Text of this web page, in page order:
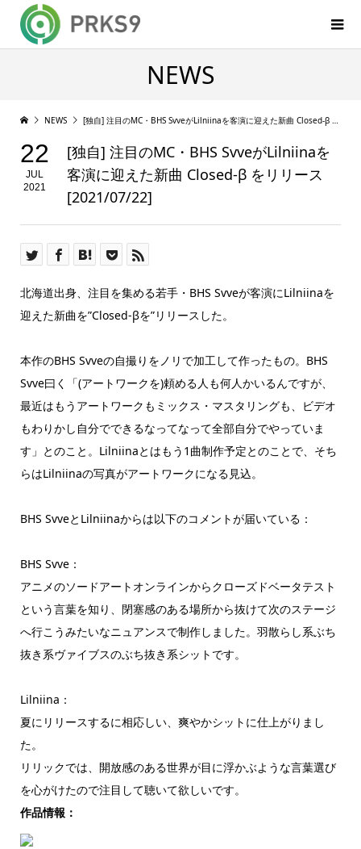
NEWS
NEWS [独自] 注目のMC・BHS SvveがLilniinaを客演に迎えた新曲 Closed-β をリリース [2021/07/22]
22
JUL
2021
[独自] 注目のMC・BHS SvveがLilniinaを
客演に迎えた新曲 Closed-β をリリース
[2021/07/22]
北海道出身、注目を集める若手・BHS Svveが客演にLilniinaを
迎えた新曲を”Closed-βを”リリースした。
本作のBHS Svveの自撮りをノリで加工して作ったもの。BHS
Svve曰く「(アートワークを)頼める人も何人かいるんですが、
最近はもうアートワークもミックス・マスタリングも、ビデオ
もわりかし自分でできるなってなって全部自分でやっていま
す」とのこと。Lilniinaとはもう1曲制作予定とのことで、そち
らはLilniinaの写真がアートワークになる見込。
BHS SvveとLilniinaからは以下のコメントが届いている：
BHS Svve：
アニメのソードアートオンラインからクローズドベータテスト
という言葉を知り、閉塞感のある場所から抜けて次のステージ
へ行こうみたいなニュアンスで制作しました。羽散らし系ぶち
抜き系ヴァイブスのぶち抜き系シットです。
Lilniina：
夏にリリースするに相応しい、爽やかシットに仕上がりまし
た。
リリックでは、開放感のある世界が目に浮かぶような言葉選び
を心がけたので注目して聴いて欲しいです。
作品情報：